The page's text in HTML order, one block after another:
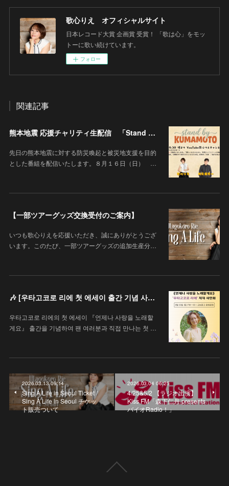
歌心りえ オフィシャルサイト
日本レコード大賞 企画賞 受賞！ 「歌は心」をモッ
トーに歌い続けています。
フォロー
関連記事
熊本地震 応援チャリティ生配信 「Stand By KUMAMOTO」
先日の熊本地震に対する防災喚起と被災地支援を目的
とした番組を配信いたします。８月１６日（日） …
【一部ツアーグッズ交換受付のご案内】
いつも歌心りえを応援いただき、誠にありがとうござ
います。このたび、一部ツアーグッズの追加生産分…
🎶 [우타고코로 리에 첫 에세이 출간 기념 사인회 안내 / 歌心りえ 初エッセイ出版記念サイン会のお知らせ]
우타고코로 리에의 첫 에세이 『언제나 사랑을 노래할
게요』 출간을 기념하여 팬 여러분과 직접 만나는 첫 …
2026.03.13 09:14
Sing A Life in Seoul Ticket /
Sing A Life in Seoul チケッ
ト販売ついて
2026.03.04 06:25
4/25&5/2 【ラジオ出演】
Kiss FM「森下仁丹 presents
バイオRadio！」